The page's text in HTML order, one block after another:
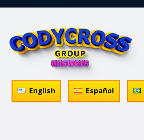
English Español